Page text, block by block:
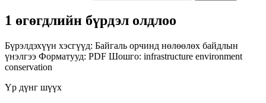
1 өгөгдлийн бүрдэл олдлоо
Бүрэлдэхүүн хэсгүүд: Байгаль орчинд нөлөөлөх байдлын
үнэлгээ Форматууд: PDF Шошго: infrastructure environment
conservation
Үр дүнг шүүх